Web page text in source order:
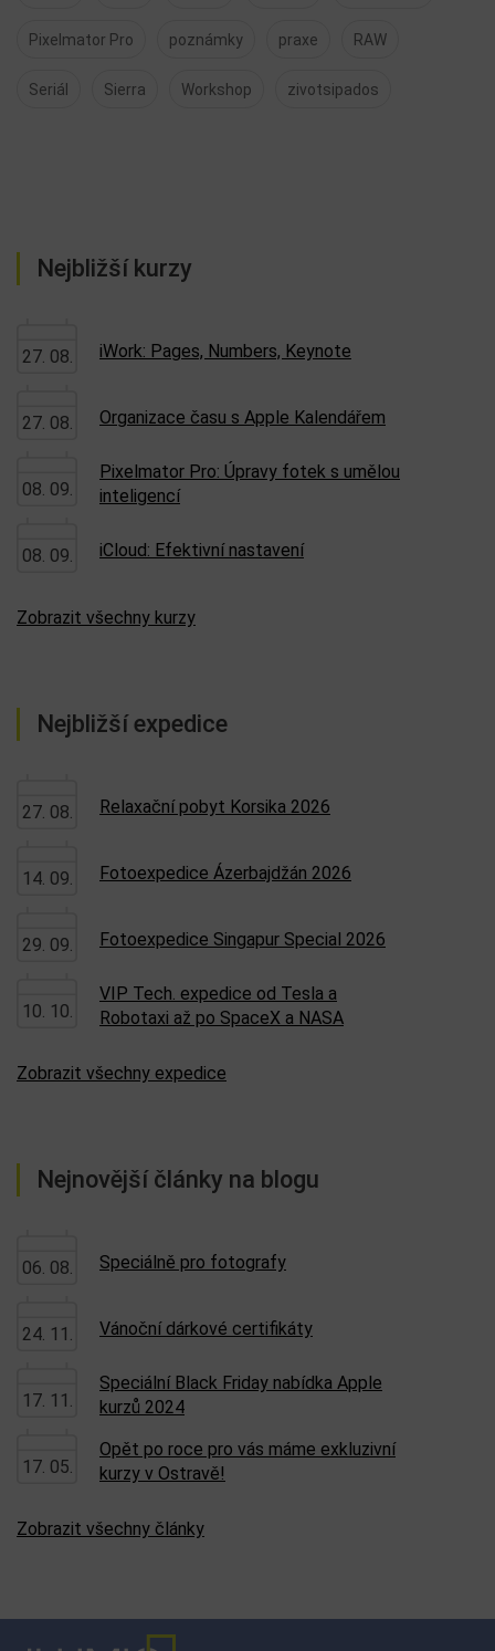
Pixelmator Pro poznámky praxe RAW
Seriál Sierra Workshop zivotsipados
Nejbližší kurzy
27. 08. iWork: Pages, Numbers, Keynote
27. 08. Organizace času s Apple Kalendářem
08. 09.
Pixelmator Pro: Úpravy fotek s umělou
inteligencí
08. 09. iCloud: Efektivní nastavení
Zobrazit všechny kurzy
Nejbližší expedice
27. 08. Relaxační pobyt Korsika 2026
14. 09. Fotoexpedice Ázerbajdžán 2026
29. 09. Fotoexpedice Singapur Special 2026
10. 10.
VIP Tech. expedice od Tesla a
Robotaxi až po SpaceX a NASA
Zobrazit všechny expedice
Nejnovější články na blogu
06. 08. Speciálně pro fotografy
24. 11. Vánoční dárkové certifikáty
17. 11.
Speciální Black Friday nabídka Apple
kurzů 2024
17. 05.
Opět po roce pro vás máme exkluzivní
kurzy v Ostravě!
Zobrazit všechny články